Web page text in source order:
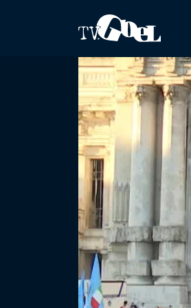
Salta al contenuto principale